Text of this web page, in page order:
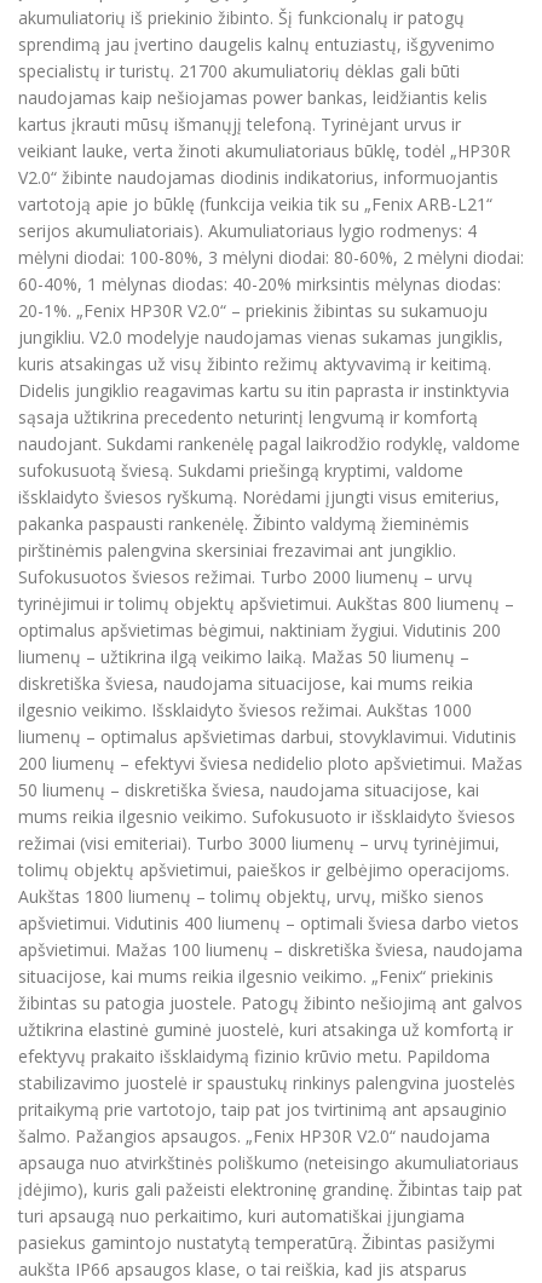
akumuliatorių iš priekinio žibinto. Šį funkcionalų ir patogų
sprendimą jau įvertino daugelis kalnų entuziastų, išgyvenimo
specialistų ir turistų. 21700 akumuliatorių dėklas gali būti
naudojamas kaip nešiojamas power bankas, leidžiantis kelis
kartus įkrauti mūsų išmanųjį telefoną. Tyrinėjant urvus ir
veikiant lauke, verta žinoti akumuliatoriaus būklę, todėl „HP30R
V2.0“ žibinte naudojamas diodinis indikatorius, informuojantis
vartotoją apie jo būklę (funkcija veikia tik su „Fenix ARB-L21“
serijos akumuliatoriais). Akumuliatoriaus lygio rodmenys: 4
mėlyni diodai: 100-80%, 3 mėlyni diodai: 80-60%, 2 mėlyni diodai:
60-40%, 1 mėlynas diodas: 40-20% mirksintis mėlynas diodas:
20-1%. „Fenix HP30R V2.0“ – priekinis žibintas su sukamuoju
jungikliu. V2.0 modelyje naudojamas vienas sukamas jungiklis,
kuris atsakingas už visų žibinto režimų aktyvavimą ir keitimą.
Didelis jungiklio reagavimas kartu su itin paprasta ir instinktyvia
sąsaja užtikrina precedento neturintį lengvumą ir komfortą
naudojant. Sukdami rankenėlę pagal laikrodžio rodyklę, valdome
sufokusuotą šviesą. Sukdami priešingą kryptimi, valdome
išsklaidyto šviesos ryškumą. Norėdami įjungti visus emiterius,
pakanka paspausti rankenėlę. Žibinto valdymą žieminėmis
pirštinėmis palengvina skersiniai frezavimai ant jungiklio.
Sufokusuotos šviesos režimai. Turbo 2000 liumenų – urvų
tyrinėjimui ir tolimų objektų apšvietimui. Aukštas 800 liumenų –
optimalus apšvietimas bėgimui, naktiniam žygiui. Vidutinis 200
liumenų – užtikrina ilgą veikimo laiką. Mažas 50 liumenų –
diskretiška šviesa, naudojama situacijose, kai mums reikia
ilgesnio veikimo. Išsklaidyto šviesos režimai. Aukštas 1000
liumenų – optimalus apšvietimas darbui, stovyklavimui. Vidutinis
200 liumenų – efektyvi šviesa nedidelio ploto apšvietimui. Mažas
50 liumenų – diskretiška šviesa, naudojama situacijose, kai
mums reikia ilgesnio veikimo. Sufokusuoto ir išsklaidyto šviesos
režimai (visi emiteriai). Turbo 3000 liumenų – urvų tyrinėjimui,
tolimų objektų apšvietimui, paieškos ir gelbėjimo operacijoms.
Aukštas 1800 liumenų – tolimų objektų, urvų, miško sienos
apšvietimui. Vidutinis 400 liumenų – optimali šviesa darbo vietos
apšvietimui. Mažas 100 liumenų – diskretiška šviesa, naudojama
situacijose, kai mums reikia ilgesnio veikimo. „Fenix“ priekinis
žibintas su patogia juostele. Patogų žibinto nešiojimą ant galvos
užtikrina elastinė guminė juostelė, kuri atsakinga už komfortą ir
efektyvų prakaito išsklaidymą fizinio krūvio metu. Papildoma
stabilizavimo juostelė ir spaustukų rinkinys palengvina juostelės
pritaikymą prie vartotojo, taip pat jos tvirtinimą ant apsauginio
šalmo. Pažangios apsaugos. „Fenix HP30R V2.0“ naudojama
apsauga nuo atvirkštinės poliškumo (neteisingo akumuliatoriaus
įdėjimo), kuris gali pažeisti elektroninę grandinę. Žibintas taip pat
turi apsaugą nuo perkaitimo, kuri automatiškai įjungiama
pasiekus gamintojo nustatytą temperatūrą. Žibintas pasižymi
aukšta IP66 apsaugos klase, o tai reiškia, kad jis atsparus